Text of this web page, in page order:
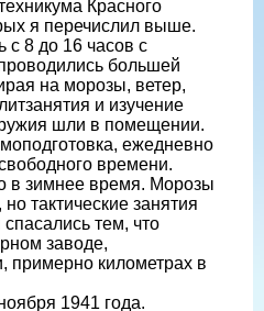
Красного
я перечислил выше.
с 8 до 16 часов с
большей
на морозы, ветер,
и изучение
шли в помещении.
ежедневно
времени.
в зимнее время. Морозы
тактические занятия
тем, что
заводе,
примерно километрах в
1941 года.